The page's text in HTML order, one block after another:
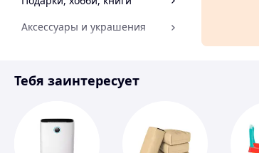
Аксессуары и украшения
Спорт и отдых
Тебя заинтересует